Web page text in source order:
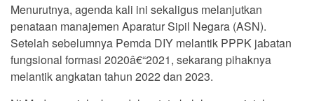
Menurutnya, agenda kali ini sekaligus melanjutkan
penataan manajemen Aparatur Sipil Negara (ASN).
Setelah sebelumnya Pemda DIY melantik PPPK jabatan
fungsional formasi 2020â€“2021, sekarang pihaknya
melantik angkatan tahun 2022 dan 2023.